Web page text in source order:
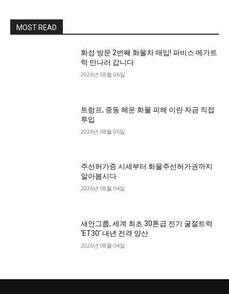
MOST READ
화성 방문 2번째 화물차 매입! 파비스 메가트
럭 만나러 갑니다
2026년 08월 06일
트럼프, 중동 해운·화물 피해 이란 자금 직접
투입
2026년 08월 06일
주선허가증 시세부터 화물주선허가권까지
알아봅시다
2026년 08월 04일
새안그룹, 세계 최초 30톤급 전기 굴절트럭
‘ET30’ 내년 전격 양산
2026년 08월 04일